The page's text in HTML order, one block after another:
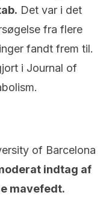
Det var i det
fra flere
fandt frem til.
i Journal of
of Barcelona
indtag af
mavefedt.